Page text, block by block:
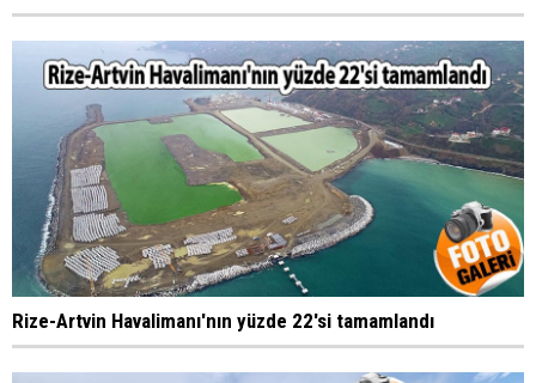
Rize-Artvin Havalimanı'nın yüzde 22'si tamamlandı